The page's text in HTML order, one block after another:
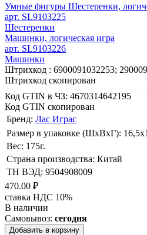
Умные фигуры Шестеренки,
арт. SL9103225
Шестеренки
Машинки, логическая игра
арт. SL9103226
Машинки
Штрихкод : 6900091032253;
Штрихкод скопирован
Код GTIN в ЧЗ: 4670314642195
Код GTIN скопирован
Бренд: Лас Играс
Размер в упаковке (ШхВxГ):
Вес: 175г.
Страна производства: Китай
ТН ВЭД: 9504908009
470.00 ₽
ставка НДС 10%
В наличии
Самовывоз: сегодня
Добавить в корзину